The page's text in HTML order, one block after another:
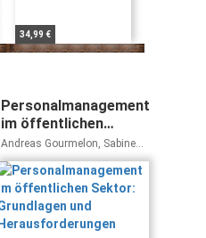
34,99 €
Personalmanagement
im öffentlichen
Sektor: Grundlagen
und
Herausforderungen
Andreas Gourmelon, Sabine
Seidel, Michael Treier